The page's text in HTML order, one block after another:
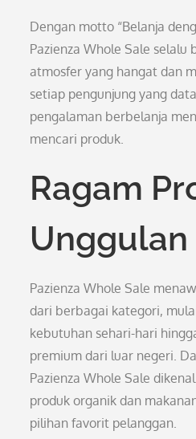
Dengan motto “Belanja
Pazienza Whole Sale selalu
atmosfer yang hangat dan
setiap pengunjung yang
pengalaman berbelanja
mencari produk.
Ragam
Unggulan
Pazienza Whole Sale
dari berbagai kategori,
kebutuhan sehari-hari
premium dari luar negeri.
Pazienza Whole Sale
produk organik dan
pilihan favorit pelanggan.